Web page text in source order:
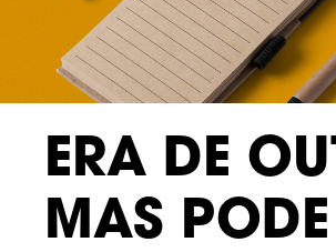
ERA DE
MAS PODE